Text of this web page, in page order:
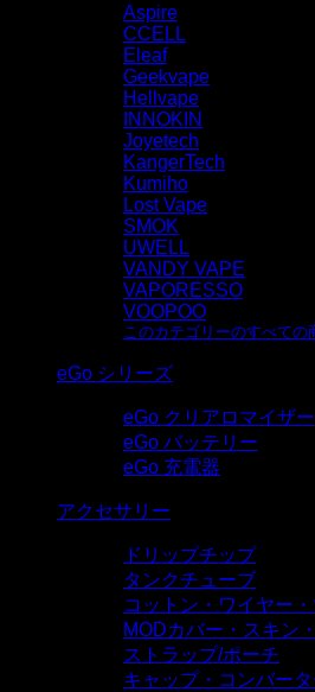
Aspire
CCELL
Eleaf
Geekvape
Hellvape
INNOKIN
Joyetech
KangerTech
Kumiho
Lost Vape
SMOK
UWELL
VANDY VAPE
VAPORESSO
VOOPOO
このカテゴリーのすべての
eGo シリーズ
eGo クリアロマイザー
eGo バッテリー
eGo 充電器
アクセサリー
ドリップチップ
タンクチューブ
コットン・ワイヤー
MODカバー・スキン
ストラップ/ポーチ
キャップ・コンバータ